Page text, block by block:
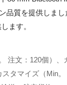
品質を提供しま
ます。
注文：120個）
タマイズ（Min。